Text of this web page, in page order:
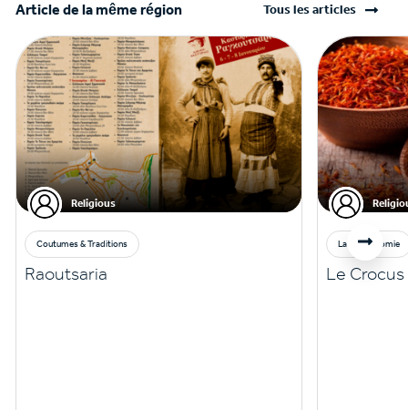
Article de la même région Tous les articles
Religious
Coutumes & Traditions
Raoutsaria
La gastronomie
Le